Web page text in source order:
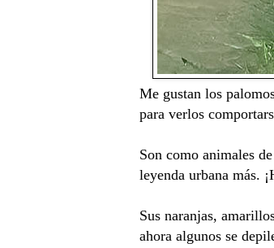
Me gustan los
para verlos
Son como animales
leyenda urbana más.
Sus naranjas,
ahora algunos se